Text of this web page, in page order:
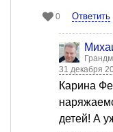
0 Ответить
31 декабря
Карина
детей! А